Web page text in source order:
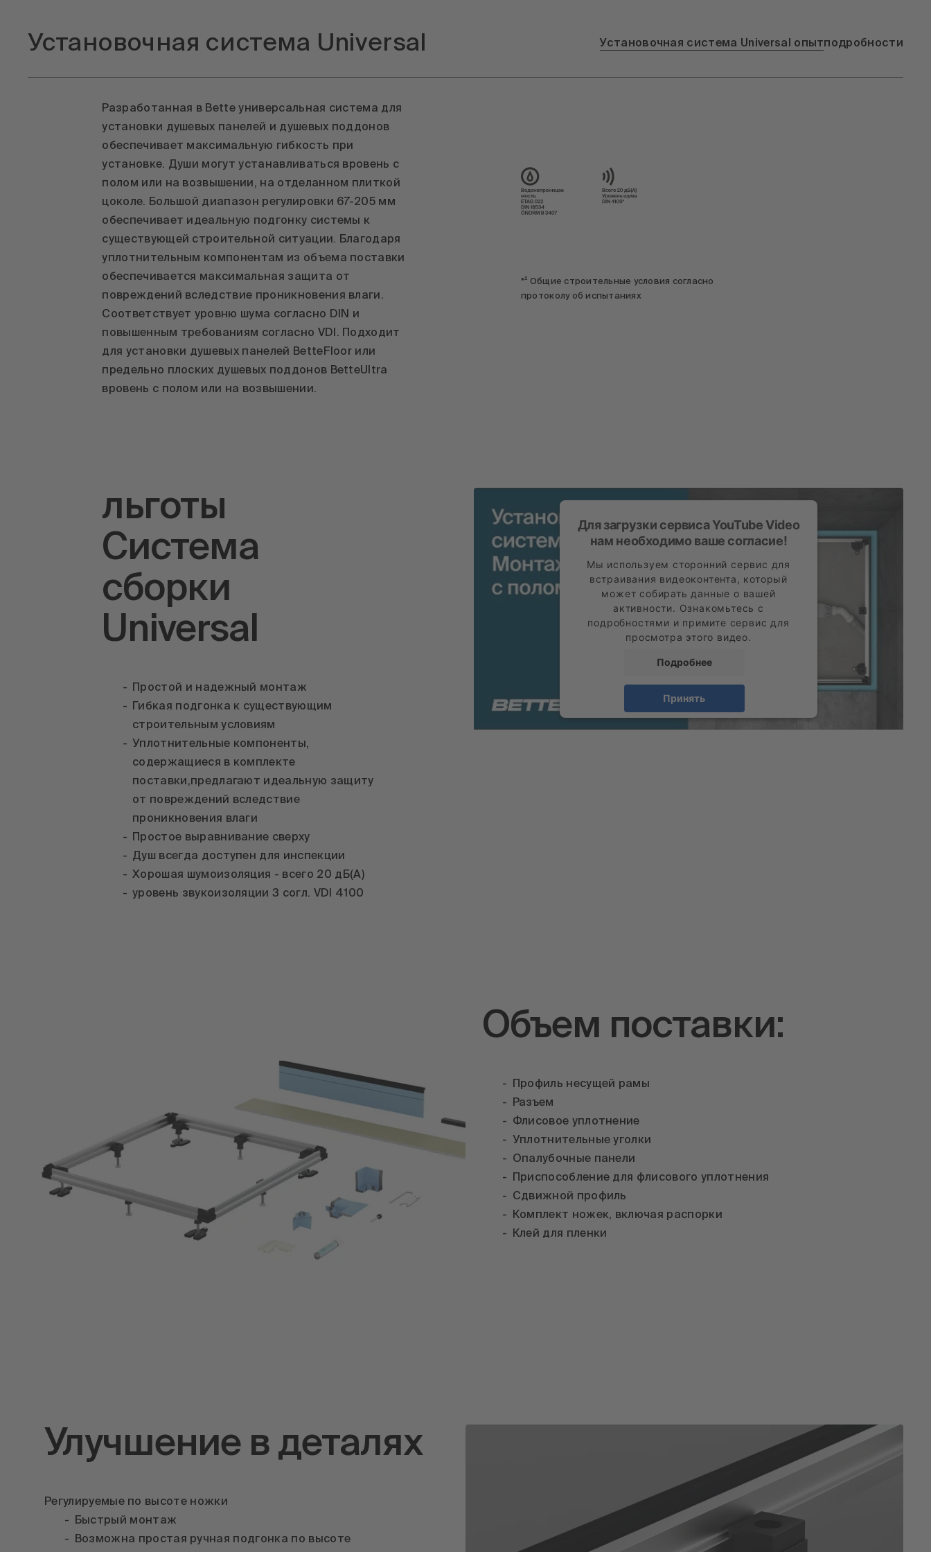
Установочная система Universal Установочная система Universal опытподробности
Разработанная в Bette универсальная система для
установки душевых панелей и душевых поддонов
обеспечивает максимальную гибкость при
установке. Души могут устанавливаться вровень с
полом или на возвышении, на отделанном плиткой
цоколе. Большой диапазон регулировки 67-205 мм
обеспечивает идеальную подгонку системы к
существующей строительной ситуации. Благодаря
уплотнительным компонентам из объема поставки
обеспечивается максимальная защита от
повреждений вследствие проникновения влаги.
Соответствует уровню шума согласно DIN и
повышенным требованиям согласно VDI. Подходит
для установки душевых панелей BetteFloor или
предельно плоских душевых поддонов BetteUltra
вровень с полом или на возвышении.
*² Общие строительные условия согласно
протоколу об испытаниях
Для загрузки сервиса YouTube Video
нам необходимо ваше согласие!
Мы используем сторонний сервис для
встраивания видеоконтента, который
может собирать данные о вашей
активности. Ознакомьтесь с
подробностями и примите сервис для
просмотра этого видео.
Подробнее
Принять
льготы
Система
сборки
Universal
Простой и надежный монтаж
Гибкая подгонка к существующим
строительным условиям
Уплотнительные компоненты,
содержащиеся в комплекте
поставки,предлагают идеальную защиту
от повреждений вследствие
проникновения влаги
Простое выравнивание сверху
Душ всегда доступен для инспекции
Хорошая шумоизоляция - всего 20 дБ(A)
уровень звукоизоляции 3 согл. VDI 4100
Объем поставки:
Профиль несущей рамы
Разъем
Флисовое уплотнение
Уплотнительные уголки
Опалубочные панели
Приспособление для флисового уплотнения
Сдвижной профиль
Комплект ножек, включая распорки
Клей для пленки
Улучшение в деталях
Регулируемые по высоте ножки
Быстрый монтаж
Возможна простая ручная подгонка по высоте